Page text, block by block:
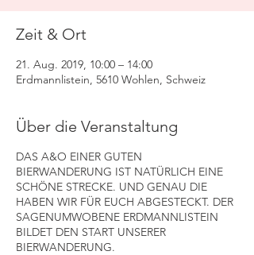
Zeit & Ort
21. Aug. 2019, 10:00 – 14:00
Erdmannlistein, 5610 Wohlen, Schweiz
Über die Veranstaltung
DAS A&O EINER GUTEN
BIERWANDERUNG IST NATÜRLICH EINE
SCHÖNE STRECKE. UND GENAU DIE
HABEN WIR FÜR EUCH ABGESTECKT. DER
SAGENUMWOBENE ERDMANNLISTEIN
BILDET DEN START UNSERER
BIERWANDERUNG.